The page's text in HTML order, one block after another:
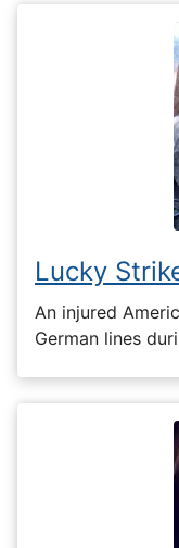
Lucky
An injured
German lines